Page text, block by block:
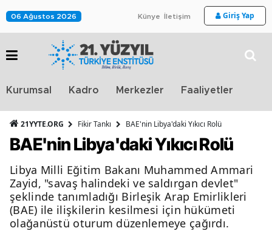
06 Ağustos 2026 Künye İletişim Giriş Yap
Kurumsal Kadro Merkezler Faaliyetler
21YYTE.ORG Fikir Tankı BAE'nin Libya'daki Yıkıcı Rolü
BAE'nin Libya'daki Yıkıcı Rolü
Libya Milli Eğitim Bakanı Muhammed Ammari
Zayid, "savaş halindeki ve saldırgan devlet"
şeklinde tanımladığı Birleşik Arap Emirlikleri
(BAE) ile ilişkilerin kesilmesi için hükümeti
olağanüstü oturum düzenlemeye çağırdı.